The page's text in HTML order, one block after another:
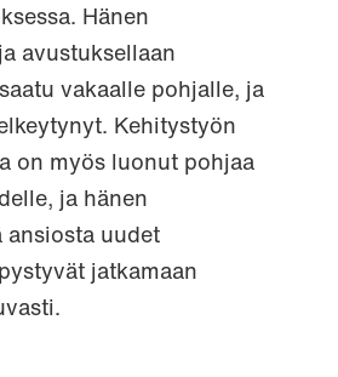
Hänen
avustuksellaan
vakaalle pohjalle, ja
Kehitystyön
on myös luonut pohjaa
ja hänen
ansiosta uudet
jatkamaan